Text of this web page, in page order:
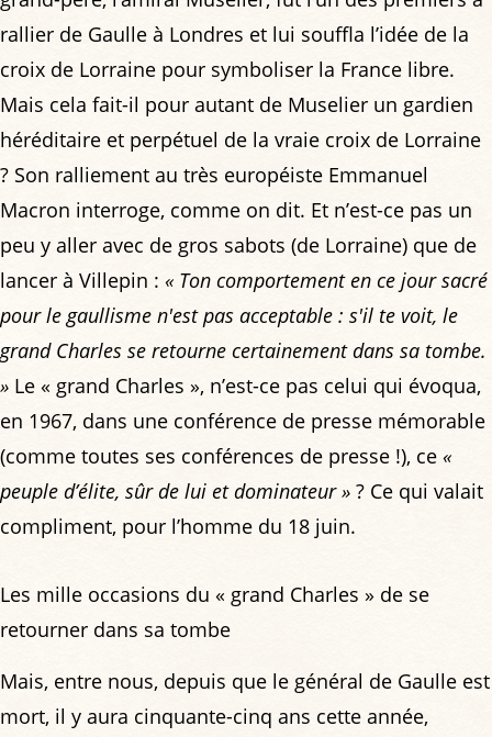
rallier de Gaulle à Londres et lui souffla l’idée de la
croix de Lorraine pour symboliser la France libre.
Mais cela fait-il pour autant de Muselier un gardien
héréditaire et perpétuel de la vraie croix de Lorraine
? Son ralliement au très européiste Emmanuel
Macron interroge, comme on dit. Et n’est-ce pas un
peu y aller avec de gros sabots (de Lorraine) que de
lancer à Villepin : « Ton comportement en ce jour sacré
pour le gaullisme n'est pas acceptable : s'il te voit, le
grand Charles se retourne certainement dans sa tombe.
» Le « grand Charles », n’est-ce pas celui qui évoqua,
en 1967, dans une conférence de presse mémorable
(comme toutes ses conférences de presse !), ce «
peuple d’élite, sûr de lui et dominateur » ? Ce qui valait
compliment, pour l’homme du 18 juin.
Les mille occasions du « grand Charles » de se
retourner dans sa tombe
Mais, entre nous, depuis que le général de Gaulle est
mort, il y aura cinquante-cinq ans cette année,